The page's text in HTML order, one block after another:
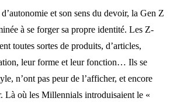
et son sens du devoir, la Gen Z
à se forger sa propre identité. Les Z-
toutes sortes de produits, d’articles,
leur forme et leur fonction… Ils se
n’ont pas peur de l’afficher, et encore
Là où les Millennials introduisaient le «